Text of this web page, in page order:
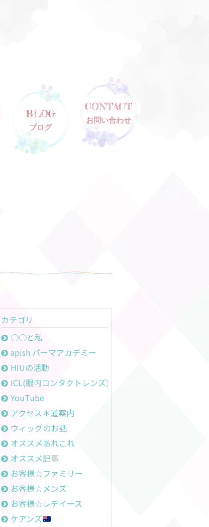
BLOG
ブログ
CONTACT
お問い合わせ
カテゴリ
○○と私
apish パーマアカデミー
HIUの活動
ICL(眼内コンタクトレンズ)のお話
YouTube
アクセス＊道案内
ウィッグのお話
オススメあれこれ
オススメ記事
お客様☆ファミリー
お客様☆メンズ
お客様☆レデイース
ケアンズ